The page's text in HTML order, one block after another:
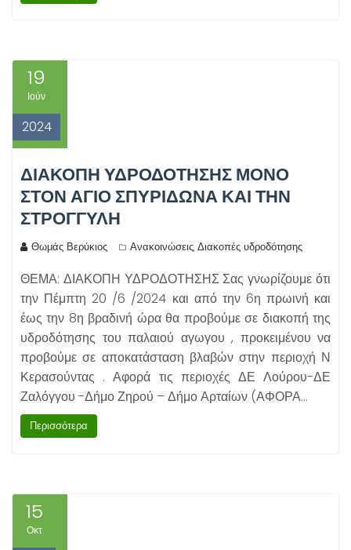
19
Ιούν
2024
ΔΙΑΚΟΠΗ ΥΔΡΟΔΟΤΗΣΗΣ ΜΟΝΟ
ΣΤΟΝ ΑΓΙΟ ΣΠΥΡΙΔΩΝΑ ΚΑΙ ΤΗΝ
ΣΤΡΟΓΓΥΛΗ
Θωμάς Βερύκιος Ανακοινώσεις, Διακοπές υδροδότησης
ΘΕΜΑ: ΔΙΑΚΟΠΗ ΥΔΡΟΔΟΤΗΣΗΣ Σας γνωρίζουμε ότι
την Πέμπτη 20 /6 /2024 και από την 6η πρωινή και
έως την 8η βραδινή ώρα θα προβούμε σε διακοπή της
υδροδότησης του παλαιού αγωγου , προκειμένου να
προβούμε σε αποκατάσταση βλαβών στην περιοχή Ν
Κερασούντας . Αφορά τις περιοχές ΔΕ Λούρου-ΔΕ
Ζαλόγγου -Δήμο Ζηρού – Δήμο Αρταίων (ΑΦΟΡΑ…
Περισσότερα
15
Οκτ